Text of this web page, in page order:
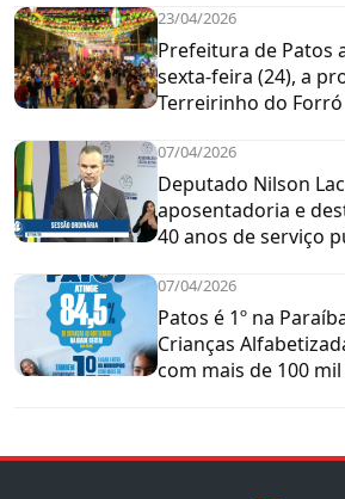
23/04/2026
Prefeitura de Patos
sexta-feira (24), a
Terreirinho do Forró
07/04/2026
Deputado Nilson
aposentadoria e
40 anos de serviço
07/04/2026
Patos é 1º na
Crianças
com mais de 100